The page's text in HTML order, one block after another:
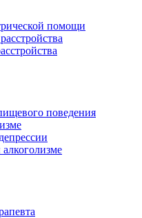
помощи
поведения